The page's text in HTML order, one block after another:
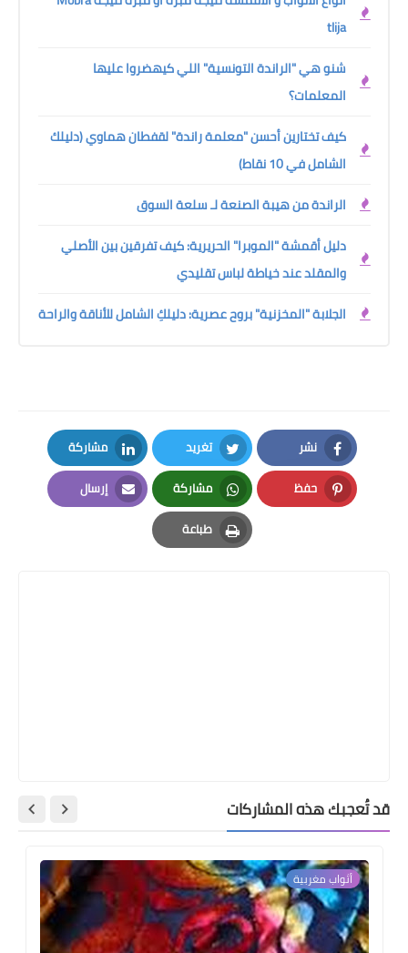
tlija
شنو هي "الراندة التونسية" اللي كيهضروا عليها
المعلمات؟
كيف تختارين أحسن "معلمة راندة" لقفطان هماوي (دليلك
الشامل في 10 نقاط)
الراندة من هيبة الصنعة لـ سلعة السوق
دليل أقمشة "الموبرا" الحريرية: كيف تفرقين بين الأصلي
والمقلد عند خياطة لباس تقليدي
الجلابة "المخزنية" بروح عصرية: دليلكِ الشامل للأناقة والراحة
نشر
Facebook
تغريد
Twitter
مشاركة
LinkedIn
حفظ
Pinterest
مشاركة
Whatsapp
إرسال
Email
طباعة
Print
قد تُعجبك هذه المشاركات
أثواب مغربية